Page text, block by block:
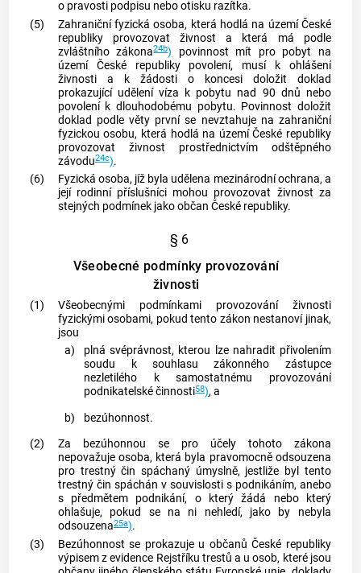
o pravosti podpisu nebo otisku razítka.
(5)
Zahraniční fyzická osoba, která hodlá na území České
republiky provozovatživnost a která má podle
zvláštního zákona24b) povinnost mít pro pobyt na
území České republiky povolení, musí k ohlášení
živnostia k žádosti o koncesi doložit doklad
prokazující udělení víza k pobytu nad 90 dnů nebo
povolení k dlouhodobému pobytu. Povinnost doložit
doklad podle věty první se nevztahuje na zahraniční
fyzickou osobu, která hodlá na území České republiky
provozovat živnost prostřednictvím odštěpného
závodu24c).
(6)
Fyzická osoba, jíž byla udělena mezinárodní ochrana, a
její rodinní příslušníci mohou provozovat živnost za
stejných podmínek jako občan České republiky.
§ 6
Všeobecné podmínky provozování
živnosti
(1) Všeobecnými podmínkami provozování živnosti
fyzickými osobami, pokud tento zákon nestanoví jinak,
jsou
a)
plná svéprávnost, kterou lze nahradit přivolením
soudu k souhlasu zákonného zástupce
nezletilého k samostatnému provozování
podnikatelské činnosti58), a
b)
bezúhonnost.
(2)
Za bezúhonnou se pro účely tohoto zákona
nepovažuje osoba, která byla pravomocně odsouzena
pro trestný čin spáchaný úmyslně, jestliže byl tento
trestný čin spáchán v souvislosti s podnikáním, anebo
s předmětem podnikání, o který žádá nebo který
ohlašuje, pokud se na ni nehledí, jako by nebyla
odsouzena25a).
(3)
Bezúhonnost se prokazuje u občanů České republiky
výpisem z evidence Rejstříku trestů a u osob, které jsou